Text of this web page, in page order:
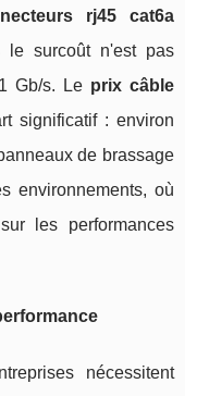
rj45 cat6a
le surcoût n'est pas
Gb/s. Le prix câble
significatif : environ
de brassage
environnements, où
les performances
nécessitent